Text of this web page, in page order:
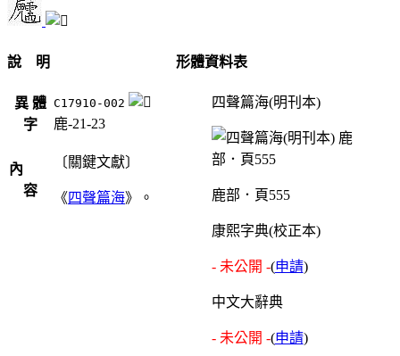
說 明
異 體
字
C17910-002
鹿-21-23
內
容
〔關鍵文獻〕
《四聲篇海》。
形體資料表
四聲篇海(明刊本)
鹿部．頁555
康熙字典(校正本)
- 未公開 -(申請)
中文大辭典
- 未公開 -(申請)